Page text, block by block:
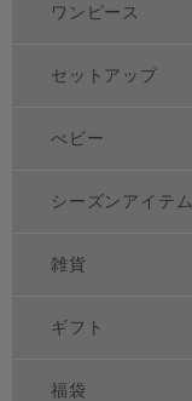
ワンピース
セットアップ
べビー
シーズンアイテム
雑貨
ギフト
福袋